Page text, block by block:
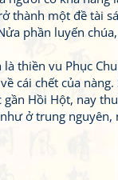
thành một đề tài
phần luyến
thiền vu Phục
cái chết của nàng.
Hồi Hột, nay
ở trung nguyên,